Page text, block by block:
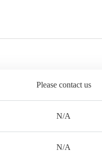
Please contact us
N/A
N/A